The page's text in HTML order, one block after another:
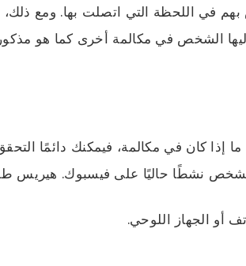
في اللحظة التي اتصلت بها. ومع
الشخص في مكالمة أخرى كما هو مذكور
كان في مكالمة، فيمكنك دائمًا
نشطًا حاليًا على فيسبوك. هيريس
أو الجهاز اللوحي.